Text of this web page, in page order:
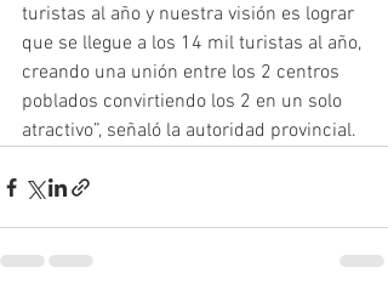
turistas al año y nuestra visión es lograr
que se llegue a los 14 mil turistas al año,
creando una unión entre los 2 centros
poblados convirtiendo los 2 en un solo
atractivo”, señaló la autoridad provincial.